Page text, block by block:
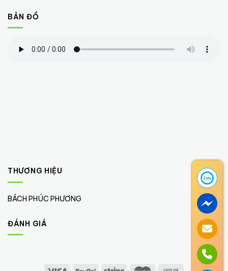
BẢN ĐỒ
THƯƠNG HIỆU
BÁCH PHÚC PHƯƠNG (11)
ĐÁNH GIÁ